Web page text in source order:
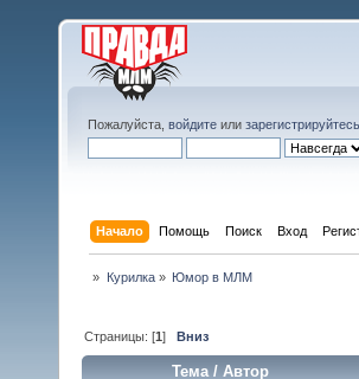
Пожалуйста, войдите или зарегистрируйтесь
Начало Помощь Поиск Вход
» Курилка» Юмор в МЛМ
Страницы: [1]Вниз
Тема/Автор